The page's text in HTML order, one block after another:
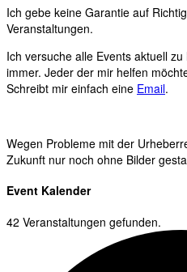
Ich gebe keine Garantie auf
Veranstaltungen.
Ich versuche alle Events aktuell
immer. Jeder der mir helfen
Schreibt mir einfach eine Email.
Wegen Probleme mit der
Zukunft nur noch ohne Bilder
Event Kalender
42 Veranstaltungen gefunden.